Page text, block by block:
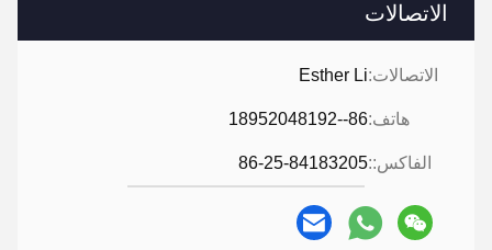
الاتصالات
الاتصالات:Esther Li
هاتف:86--18952048192
الفاكس::86-25-84183205